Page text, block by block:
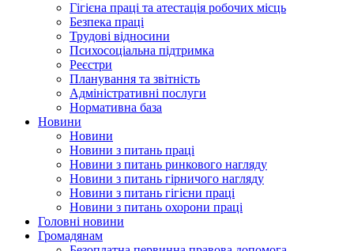
Гігієна праці та атестація робочих місць
Безпека праці
Трудові відносини
Психосоціальна підтримка
Реєстри
Планування та звітність
Адміністративні послуги
Нормативна база
Новини
Новини
Новини з питань праці
Новини з питань ринкового нагляду
Новини з питань гірничого нагляду
Новини з питань гігієни праці
Новини з питань охорони праці
Головні новини
Громадянам